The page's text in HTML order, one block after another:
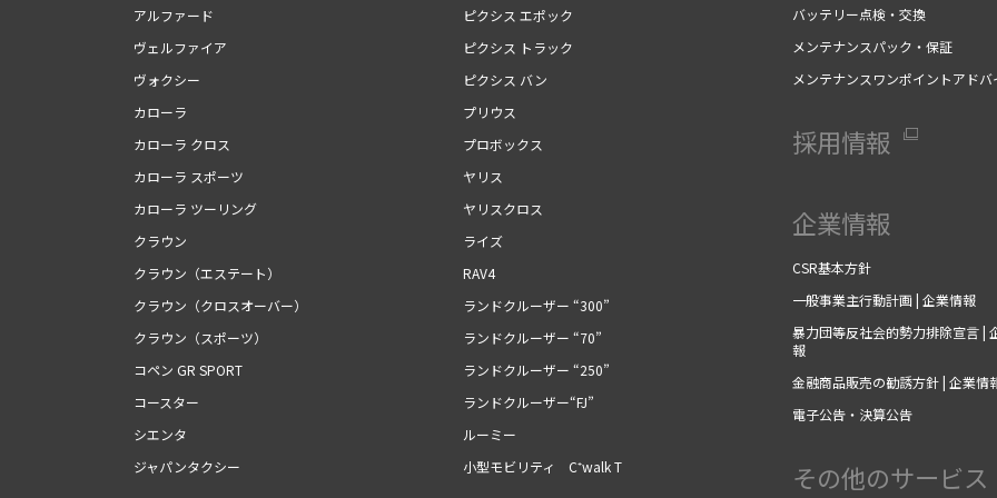
アルファード
ヴェルファイア
ヴォクシー
カローラ
カローラ クロス
カローラ スポーツ
カローラ ツーリング
クラウン
クラウン（エステート）
クラウン（クロスオーバー）
クラウン（スポーツ）
コペン GR SPORT
コースター
シエンタ
ジャパンタクシー
ピクシス エポック
ピクシス トラック
ピクシス バン
プリウス
プロボックス
ヤリス
ヤリスクロス
ライズ
RAV4
ランドクルーザー “300”
ランドクルーザー “70”
ランドクルーザー “250”
ランドクルーザー“FJ”
ルーミー
小型モビリティ C⁺walk T
バッテリー点検・交換
メンテナンスパック・保証
メンテナンスワンポイントアドバ
採用情報
企業情報
CSR基本方針
一般事業主行動計画 | 企業情報
暴力団等反社会的勢力排除宣言 |
報
金融商品販売の勧誘方針 | 企業情
電子公告・決算公告
その他のサービス